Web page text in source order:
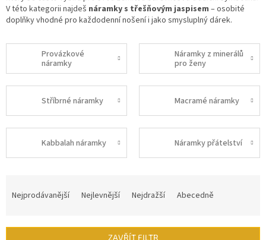
V této kategorii najdeš náramky s třešňovým jaspisem – osobité
doplňky vhodné pro každodenní nošení i jako smysluplný dárek.
Provázkové
náramky
Náramky z minerálů
pro ženy
Stříbrné náramky Macramé náramky
Kabbalah náramky Náramky přátelství
Nejprodávanější Nejlevnější Nejdražší Abecedně
ZAVŘÍT FILTR